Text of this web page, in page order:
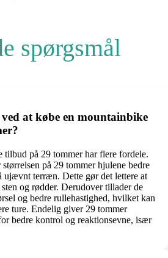
spørgsmål
at købe en mountainbike
på 29 tommer har flere fordele.
på 29 tommer hjulene bedre
terræn. Dette gør det lettere at
og rødder. Derudover tillader de
og bedre rullehastighed, hvilket kan
ture. Endelig giver 29 tommer
bedre kontrol og reaktionsevne, især